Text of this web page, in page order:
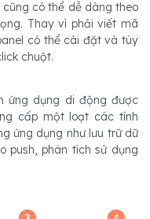
có thể dễ dàng theo
Thay vì phải viết mã
có thể cài đặt và tùy
chuột.
ứng dụng di động được
cấp một loạt các tính
ứng dụng như lưu trữ dữ
push, phân tích sử dụng